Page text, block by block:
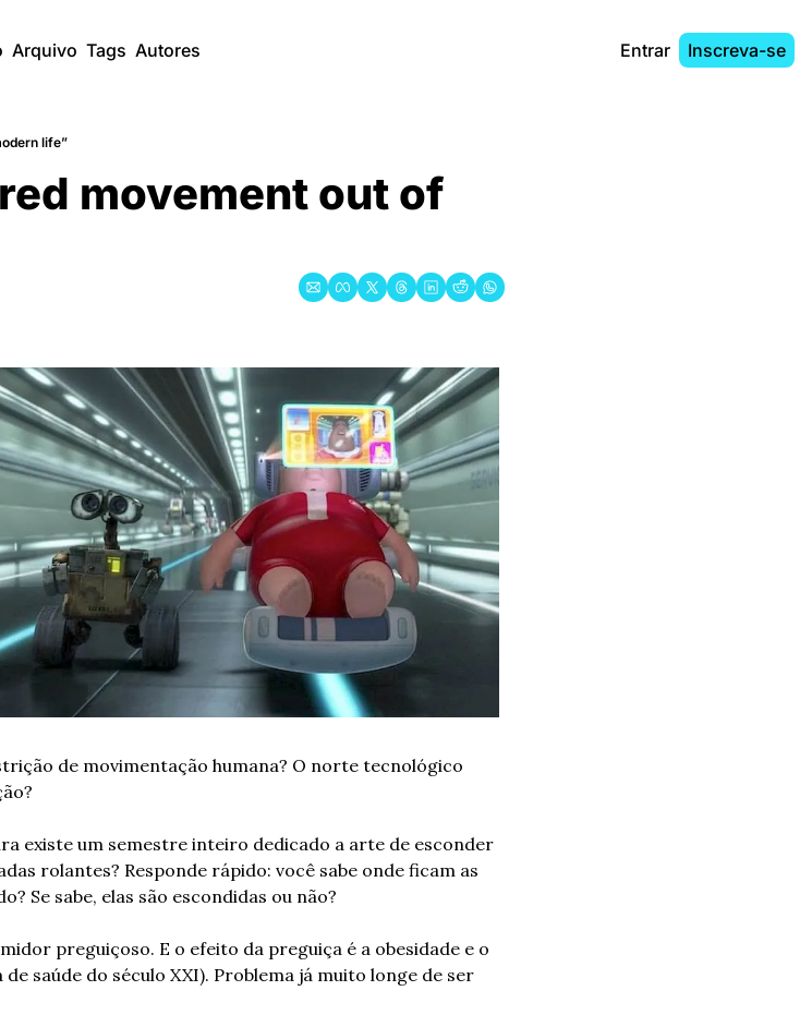
Arquivo Tags Autores Entrar Inscreva-se
life”
movement out of
de movimentação humana? O norte tecnológico
existe um semestre inteiro dedicado a arte de esconder
rolantes? Responde rápido: você sabe onde ficam as
Se sabe, elas são escondidas ou não?
preguiçoso. E o efeito da preguiça é a obesidade e o
saúde do século XXI). Problema já muito longe de ser